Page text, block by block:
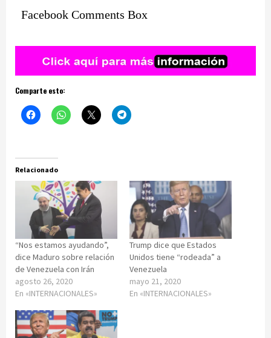
Facebook Comments Box
Comparte esto:
Relacionado
“Nos estamos ayudando”,
dice Maduro sobre relación
de Venezuela con Irán
agosto 26, 2020
En «INTERNACIONALES»
Trump dice que Estados
Unidos tiene “rodeada” a
Venezuela
mayo 21, 2020
En «INTERNACIONALES»